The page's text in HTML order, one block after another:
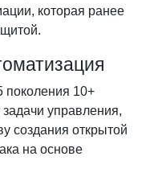
которая ранее
поколения 10+
управления,
создания открытой
на основе